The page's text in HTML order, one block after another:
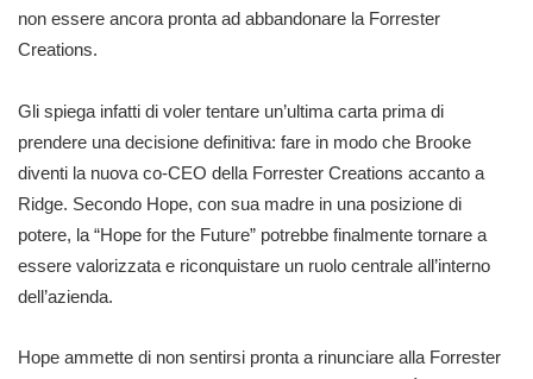
non essere ancora pronta ad abbandonare la Forrester
Creations.
Gli spiega infatti di voler tentare un’ultima carta prima di
prendere una decisione definitiva: fare in modo che Brooke
diventi la nuova co-CEO della Forrester Creations accanto a
Ridge. Secondo Hope, con sua madre in una posizione di
potere, la “Hope for the Future” potrebbe finalmente tornare a
essere valorizzata e riconquistare un ruolo centrale all’interno
dell’azienda.
Hope ammette di non sentirsi pronta a rinunciare alla Forrester